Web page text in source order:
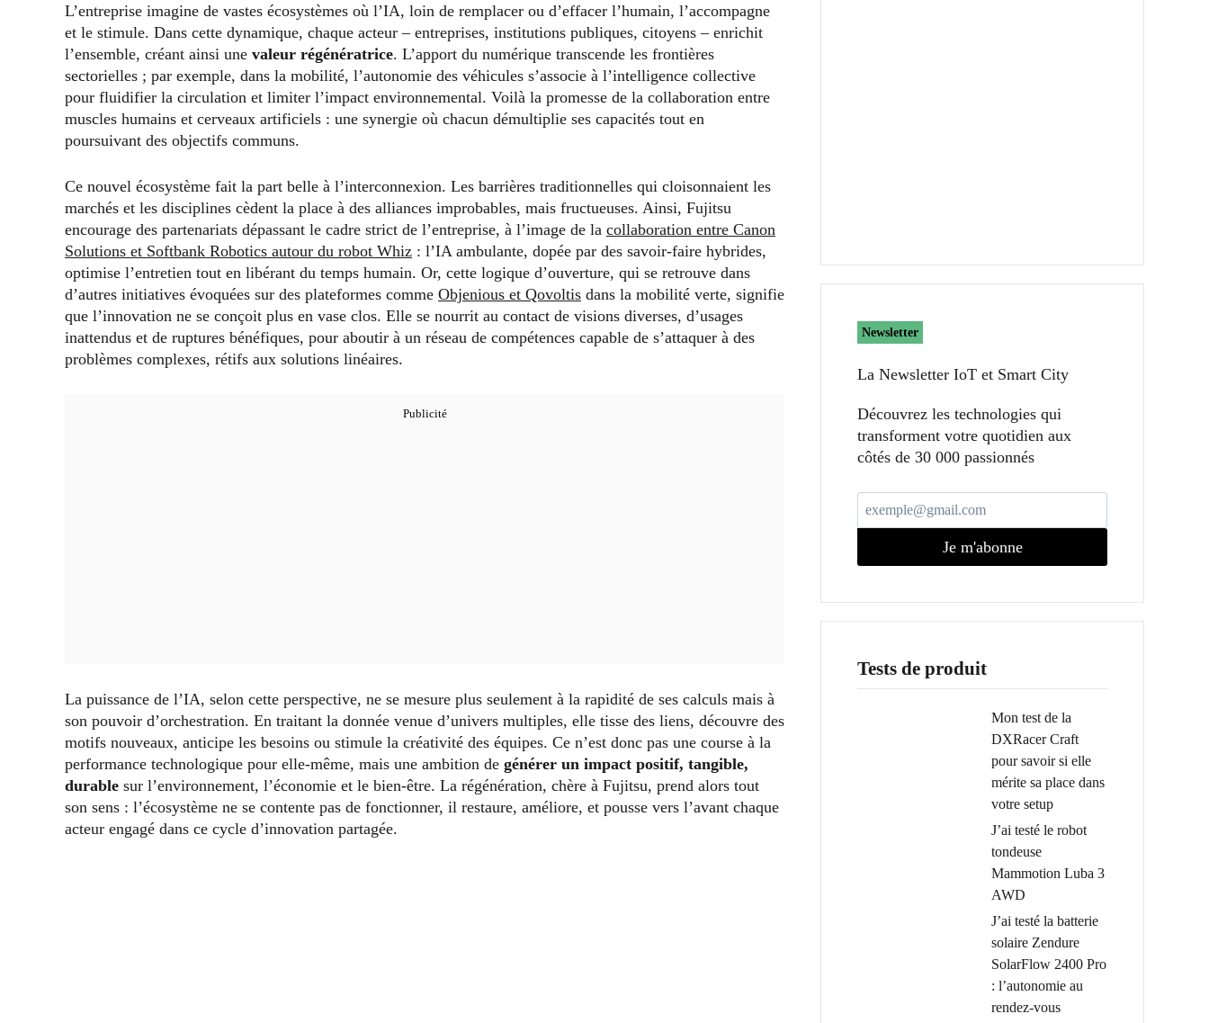
L’entreprise imagine de vastes écosystèmes où l’IA, loin de remplacer ou d’effacer l’humain, l’accompagne
et le stimule. Dans cette dynamique, chaque acteur – entreprises, institutions publiques, citoyens – enrichit
l’ensemble, créant ainsi une valeur régénératrice. L’apport du numérique transcende les frontières
sectorielles ; par exemple, dans la mobilité, l’autonomie des véhicules s’associe à l’intelligence collective
pour fluidifier la circulation et limiter l’impact environnemental. Voilà la promesse de la collaboration entre
muscles humains et cerveaux artificiels : une synergie où chacun démultiplie ses capacités tout en
poursuivant des objectifs communs.
Ce nouvel écosystème fait la part belle à l’interconnexion. Les barrières traditionnelles qui cloisonnaient les
marchés et les disciplines cèdent la place à des alliances improbables, mais fructueuses. Ainsi, Fujitsu
encourage des partenariats dépassant le cadre strict de l’entreprise, à l’image de la collaboration entre Canon
Solutions et Softbank Robotics autour du robot Whiz : l’IA ambulante, dopée par des savoir-faire hybrides,
optimise l’entretien tout en libérant du temps humain. Or, cette logique d’ouverture, qui se retrouve dans
d’autres initiatives évoquées sur des plateformes comme Objenious et Qovoltis dans la mobilité verte, signifie
que l’innovation ne se conçoit plus en vase clos. Elle se nourrit au contact de visions diverses, d’usages
inattendus et de ruptures bénéfiques, pour aboutir à un réseau de compétences capable de s’attaquer à des
problèmes complexes, rétifs aux solutions linéaires.
La puissance de l’IA, selon cette perspective, ne se mesure plus seulement à la rapidité de ses calculs mais à
son pouvoir d’orchestration. En traitant la donnée venue d’univers multiples, elle tisse des liens, découvre des
motifs nouveaux, anticipe les besoins ou stimule la créativité des équipes. Ce n’est donc pas une course à la
performance technologique pour elle-même, mais une ambition de générer un impact positif, tangible,
durable sur l’environnement, l’économie et le bien-être. La régénération, chère à Fujitsu, prend alors tout
son sens : l’écosystème ne se contente pas de fonctionner, il restaure, améliore, et pousse vers l’avant chaque
acteur engagé dans ce cycle d’innovation partagée.
Newsletter
La Newsletter IoT et Smart City​
Découvrez les technologies qui
transforment votre quotidien aux
côtés de 30 000 passionnés
Je m'abonne
Tests de produit
Mon test de la
DXRacer Craft
pour savoir si elle
mérite sa place dans
votre setup
J’ai testé le robot
tondeuse
Mammotion Luba 3
AWD
J’ai testé la batterie
solaire Zendure
SolarFlow 2400 Pro
: l’autonomie au
rendez-vous